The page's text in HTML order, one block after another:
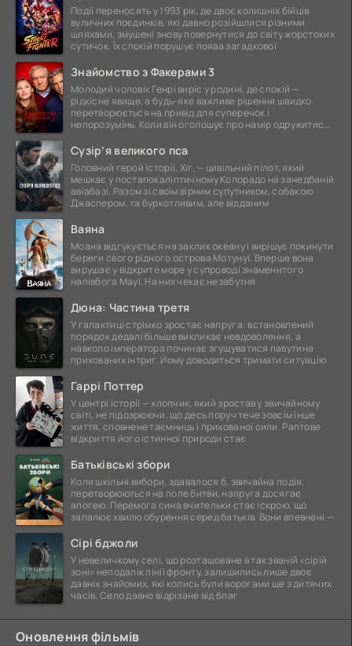
Події переносять у 1993 рік, де двоє колишніх бійців
вуличних поєдинків, які давно розійшлися різними
шляхами, змушені знову повернутися до світу жорстоких
сутичок. Їх спокій порушує поява загадкової
Знайомство з Факерами 3
Молодий чоловік Генрі виріс у родині, де спокій —
рідкісне явище, а будь-яке важливе рішення швидко
перетворюється на привід для суперечок і
непорозумінь. Коли він оголошує про намір одружитися,
Сузір’я великого пса
Головний герой історії, Хіг, — цивільний пілот, який
мешкає у постапокаліптичному Колорадо на занедбаній
авіабазі. Разом зі своїм вірним супутником, собакою
Джаспером, та буркотливим, але відданим
Ваяна
Моана відгукується на заклик океану і вирішує покинути
береги свого рідного острова Мотунуї. Вперше вона
вирушає у відкрите море у супроводі знаменитого
напівбога Мауї. На них чекає незабутня
Дюна: Частина третя
У галактиці стрімко зростає напруга: встановлений
порядок дедалі більше викликає невдоволення, а
навколо імператора починає згущуватися павутина
прихованих інтриг. Йому доводиться тримати ситуацію
Гаррі Поттер
У центрі історії — хлопчик, який зростав у звичайному
світі, не підозрюючи, що десь поруч тече зовсім інше
життя, сповнене таємниць і прихованої сили. Раптове
відкриття його істинної природи стає
Батьківські збори
Коли шкільні вибори, здавалося б, звичайна подія,
перетворюються на поле битви, напруга досягає
апогею. Перемога сина вчительки стає іскрою, що
запалює хвилю обурення серед батьків. Вони впевнені —
Сірі бджоли
У невеличкому селі, що розташоване в так званій «сірій
зоні» неподалік лінії фронту, залишились лише двоє
давніх знайомих, які колись були ворогами ще з дитячих
часів. Село давно відрізане від благ
Оновлення фільмів